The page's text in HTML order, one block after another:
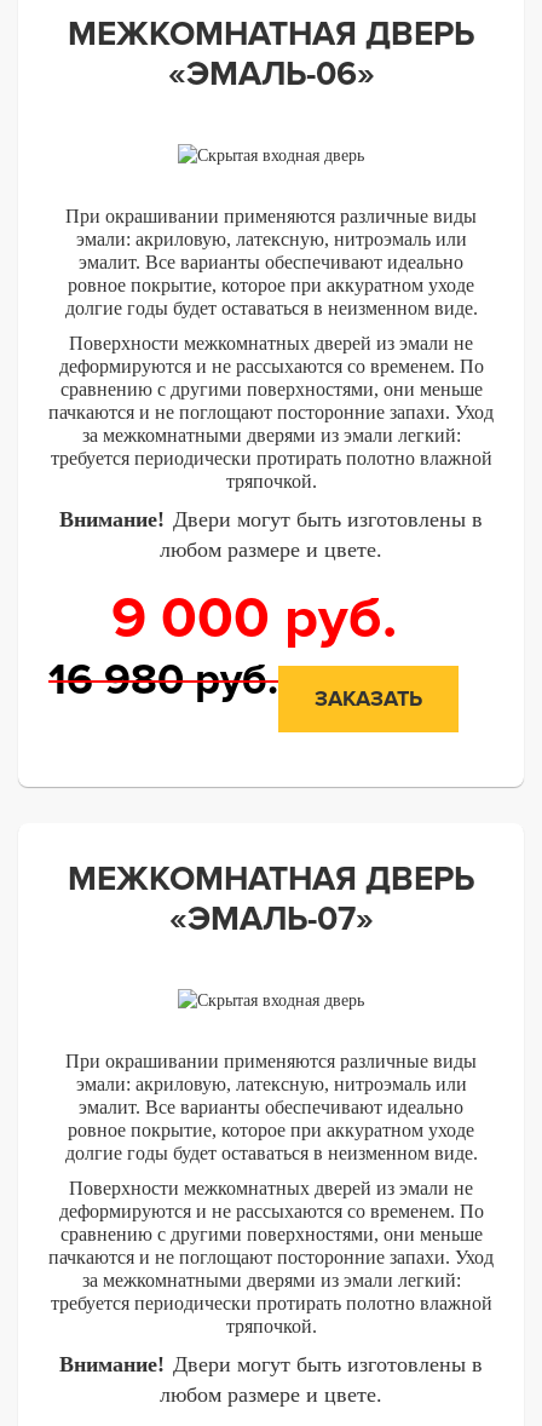
МЕЖКОМНАТНАЯ ДВЕРЬ
«ЭМАЛЬ-06»
При окрашивании применяются различные виды
эмали: акриловую, латексную, нитроэмаль или
эмалит. Все варианты обеспечивают идеально
ровное покрытие, которое при аккуратном уходе
долгие годы будет оставаться в неизменном виде.
Поверхности межкомнатных дверей из эмали не
деформируются и не рассыхаются со временем. По
сравнению с другими поверхностями, они меньше
пачкаются и не поглощают посторонние запахи. Уход
за межкомнатными дверями из эмали легкий:
требуется периодически протирать полотно влажной
тряпочкой.
Внимание! Двери могут быть изготовлены в
любом размере и цвете.
9 000 руб.
16 980руб. ЗАКАЗАТЬ
МЕЖКОМНАТНАЯ ДВЕРЬ
«ЭМАЛЬ-07»
При окрашивании применяются различные виды
эмали: акриловую, латексную, нитроэмаль или
эмалит. Все варианты обеспечивают идеально
ровное покрытие, которое при аккуратном уходе
долгие годы будет оставаться в неизменном виде.
Поверхности межкомнатных дверей из эмали не
деформируются и не рассыхаются со временем. По
сравнению с другими поверхностями, они меньше
пачкаются и не поглощают посторонние запахи. Уход
за межкомнатными дверями из эмали легкий:
требуется периодически протирать полотно влажной
тряпочкой.
Внимание! Двери могут быть изготовлены в
любом размере и цвете.